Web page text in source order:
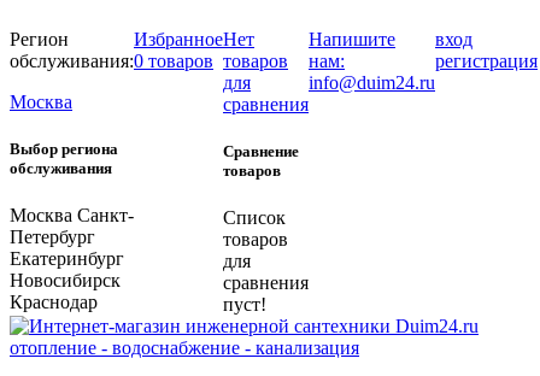
Регион
обслуживания:
Москва
Выбор региона
обслуживания
Москва Санкт-
Петербург
Екатеринбург
Новосибирск
Краснодар
Избранное
0 товаров
Нет
товаров
для
сравнения
Сравнение
товаров
Список
товаров
для
сравнения
пуст!
Напишите
нам:
info@duim24.ru
вход
регистрация
отопление - водоснабжение - канализация